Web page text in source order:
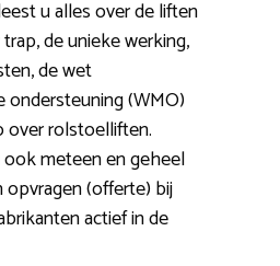
u alles over de liften
de unieke werking,
de wet
(WMO)
over rolstoelliften.
meteen en geheel
opvragen (offerte) bij
actief in de